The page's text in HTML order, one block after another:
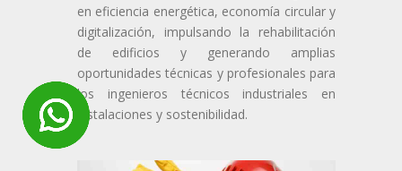
en eficiencia energética, economía circular y
digitalización, impulsando la rehabilitación
de edificios y generando amplias
oportunidades técnicas y profesionales para
los ingenieros técnicos industriales en
instalaciones y sostenibilidad.